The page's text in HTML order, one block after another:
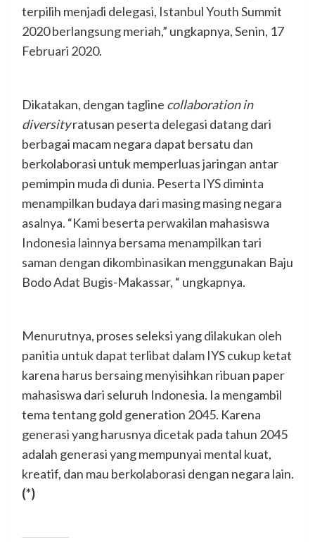
terpilih menjadi delegasi, Istanbul Youth Summit
2020 berlangsung meriah,” ungkapnya, Senin, 17
Februari 2020.
Dikatakan, dengan tagline collaboration in
diversityratusan peserta delegasi datang dari
berbagai macam negara dapat bersatu dan
berkolaborasi untuk memperluas jaringan antar
pemimpin muda di dunia. Peserta IYS diminta
menampilkan budaya dari masing masing negara
asalnya. “Kami beserta perwakilan mahasiswa
Indonesia lainnya bersama menampilkan tari
saman dengan dikombinasikan menggunakan Baju
Bodo Adat Bugis-Makassar, “ ungkapnya.
Menurutnya, proses seleksi yang dilakukan oleh
panitia untuk dapat terlibat dalam IYS cukup ketat
karena harus bersaing menyisihkan ribuan paper
mahasiswa dari seluruh Indonesia. Ia mengambil
tema tentang gold generation 2045. Karena
generasi yang harusnya dicetak pada tahun 2045
adalah generasi yang mempunyai mental kuat,
kreatif, dan mau berkolaborasi dengan negara lain.
(*)